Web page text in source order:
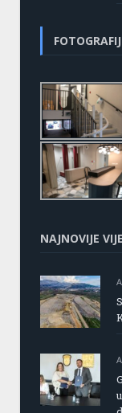
NAJNOVIJE